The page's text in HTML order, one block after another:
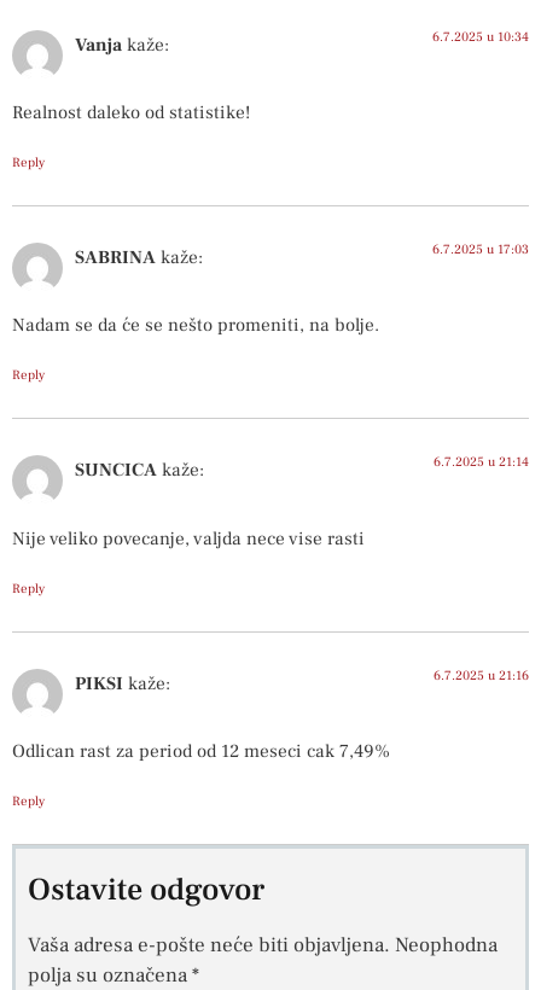
Vanja kaže: 6.7.2025 u 10:34
Realnost daleko od statistike!
Reply
SABRINA kaže: 6.7.2025 u 17:03
Nadam se da će se nešto promeniti, na bolje.
Reply
SUNCICA kaže: 6.7.2025 u 21:14
Nije veliko povecanje, valjda nece vise rasti
Reply
PIKSI kaže: 6.7.2025 u 21:16
Odlican rast za period od 12 meseci cak 7,49%
Reply
Ostavite odgovor
Vaša adresa e-pošte neće biti objavljena. Neophodna
polja su označena*